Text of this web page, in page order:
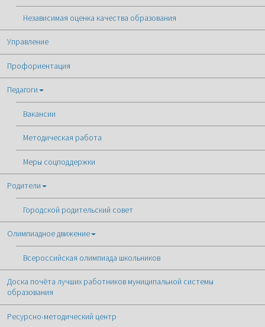
Независимая оценка качества образования
Управление
Профориентация
Педагоги
Вакансии
Методическая работа
Меры соцподдержки
Родители
Городской родительский совет
Олимпиадное движение
Всероссийская олимпиада школьников
Доска почёта лучших работников муниципальной системы
образования
Ресурсно-методический центр